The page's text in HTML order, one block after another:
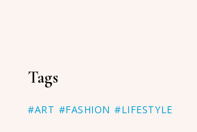
Tags
#ART #FASHION #LIFESTYLE